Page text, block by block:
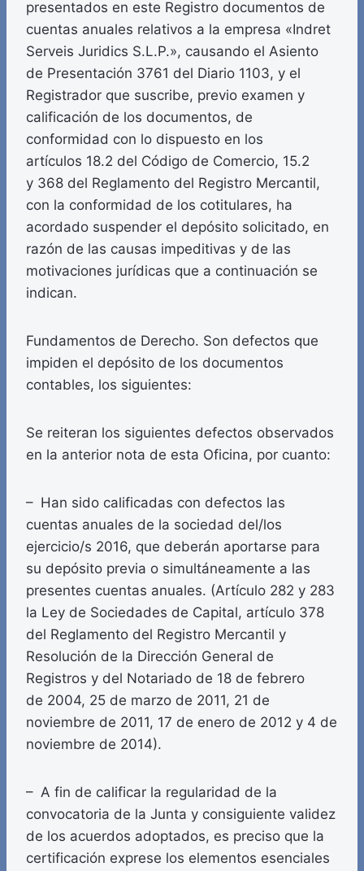
presentados en este Registro documentos de
cuentas anuales relativos a la empresa «Indret
Serveis Juridics S.L.P.», causando el Asiento
de Presentación 3761 del Diario 1103, y el
Registrador que suscribe, previo examen y
calificación de los documentos, de
conformidad con lo dispuesto en los
artículos 18.2 del Código de Comercio, 15.2
y 368 del Reglamento del Registro Mercantil,
con la conformidad de los cotitulares, ha
acordado suspender el depósito solicitado, en
razón de las causas impeditivas y de las
motivaciones jurídicas que a continuación se
indican.
Fundamentos de Derecho. Son defectos que
impiden el depósito de los documentos
contables, los siguientes:
Se reiteran los siguientes defectos observados
en la anterior nota de esta Oficina, por cuanto:
– Han sido calificadas con defectos las
cuentas anuales de la sociedad del/los
ejercicio/s 2016, que deberán aportarse para
su depósito previa o simultáneamente a las
presentes cuentas anuales. (Artículo 282 y 283
la Ley de Sociedades de Capital, artículo 378
del Reglamento del Registro Mercantil y
Resolución de la Dirección General de
Registros y del Notariado de 18 de febrero
de 2004, 25 de marzo de 2011, 21 de
noviembre de 2011, 17 de enero de 2012 y 4 de
noviembre de 2014).
– A fin de calificar la regularidad de la
convocatoria de la Junta y consiguiente validez
de los acuerdos adoptados, es preciso que la
certificación exprese los elementos esenciales